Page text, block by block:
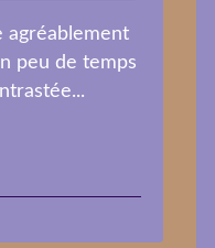
agréablement
peu de temps